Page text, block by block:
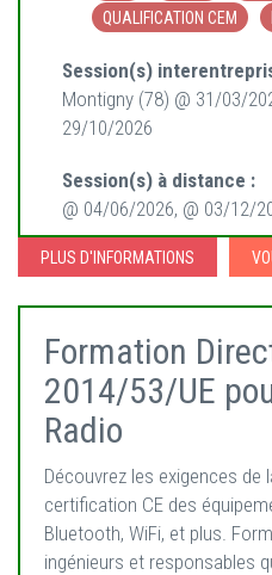
QUALIFICATION CEM
Session(s)
Montigny (78) @ 31/03/
29/10/2026
Session(s) à distance :
@ 04/06/2026, @ 03/12/
PLUS D'INFORMATIONS
Formation
2014/53/UE
Radio
Découvrez les exigences de
certification CE des
Bluetooth, WiFi, et plus.
ingénieurs et responsables